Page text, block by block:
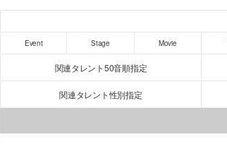
Event Stage Movie
関連タレント50音順指定
関連タレント性別指定